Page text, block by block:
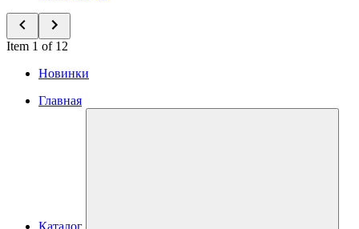
Item 1 of 12
Новинки
Главная
Каталог